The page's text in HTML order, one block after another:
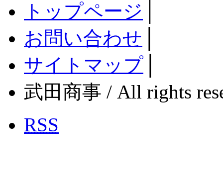
トップページ
お問い合わせ
サイトマップ
武田商事 / All rights
RSS